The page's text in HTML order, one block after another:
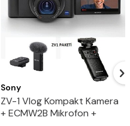
Sony
ZV-1 Vlog Kompakt Kamera
+ ECMW2B Mikrofon +